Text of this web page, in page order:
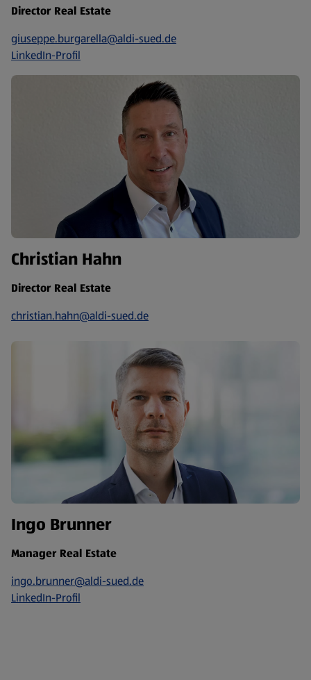
Director Real Estate
giuseppe.burgarella@aldi-sued.de
LinkedIn-Profil
Christian Hahn
Director Real Estate
christian.hahn@aldi-sued.de
Ingo Brunner
Manager Real Estate
ingo.brunner@aldi-sued.de
LinkedIn-Profil